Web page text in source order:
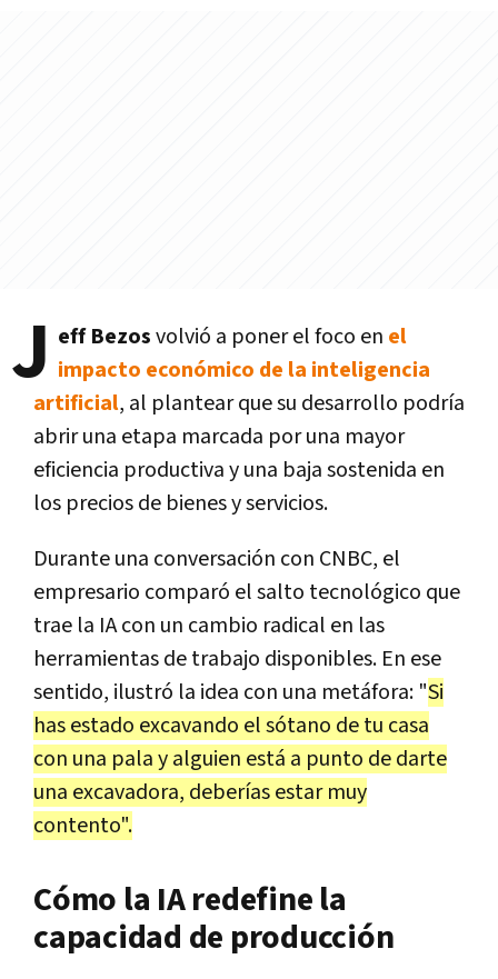
J eff Bezosvolvió a poner el foco en el
impacto económico de la inteligencia
artificial, al plantear que su desarrollo podría
abrir una etapa marcada por una mayor
eficiencia productiva y una baja sostenida en
los precios de bienes y servicios.
Durante una conversación con CNBC, el
empresario comparó el salto tecnológico que
trae la IA con un cambio radical en las
herramientas de trabajo disponibles. En ese
sentido, ilustró la idea con una metáfora: "Si
has estado excavando el sótano de tu casa
con una pala y alguien está a punto de darte
una excavadora, deberías estar muy
contento".
Cómo la IA redefine la
capacidad de producción